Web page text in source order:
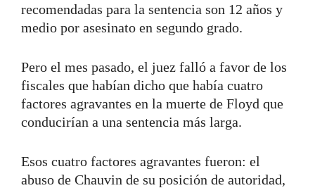
recomendadas para la sentencia son 12 años y
medio por asesinato en segundo grado.
Pero el mes pasado, el juez falló a favor de los
fiscales que habían dicho que había cuatro
factores agravantes en la muerte de Floyd que
conducirían a una sentencia más larga.
Esos cuatro factores agravantes fueron: el
abuso de Chauvin de su posición de autoridad,